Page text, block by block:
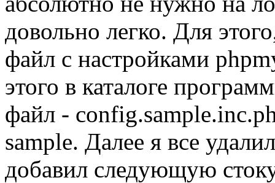
довольно легко. Для
файл с настройками
этого в каталоге
файл -
sample. Далее я все
добавил следующую